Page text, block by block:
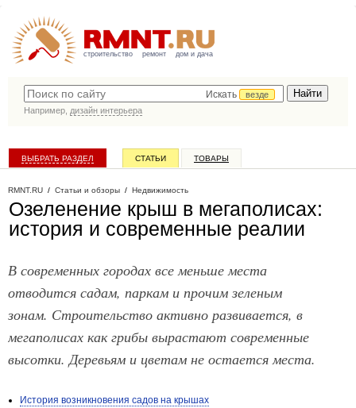
строительство ремонт дом и дача
Искать
везде
Например, дизайн интерьера
ВЫБРАТЬ РАЗДЕЛ СТАТЬИ ТОВАРЫ
RMNT.RU / Статьи и обзоры / Недвижимость
Озеленение крыш в мегаполисах:
история и современные реалии
В современных городах все меньше места
отводится садам, паркам и прочим зеленым
зонам. Строительство активно развивается, в
мегаполисах как грибы вырастают современные
высотки. Деревьям и цветам не остается места.
История возникновения садов на крышах